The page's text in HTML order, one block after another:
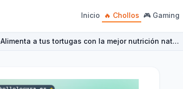
Inicio 🔥 Chollos 🎮 Gaming
Alimenta a tus tortugas con la mejor nutrición nat…